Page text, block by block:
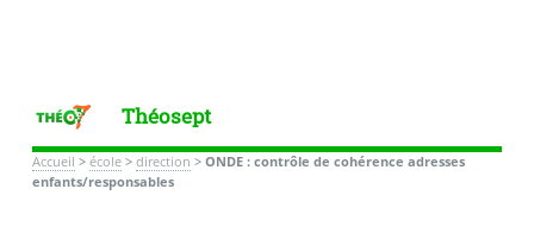
Théosept
Accueil > école> direction > ONDE : contrôle de cohérence adresses
enfants/responsables